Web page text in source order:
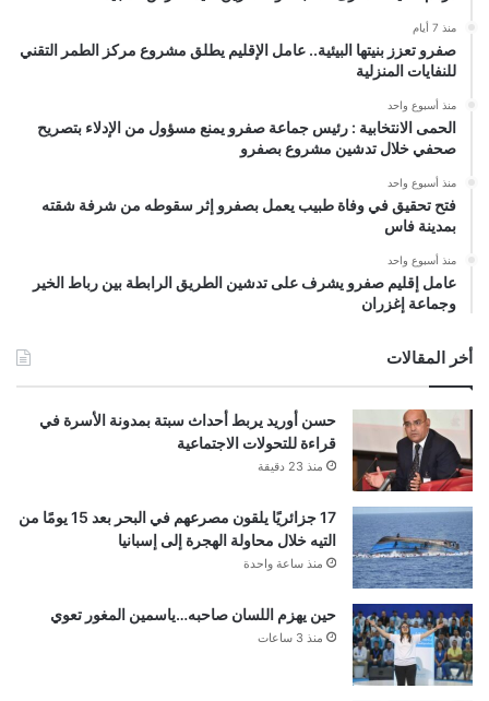
منذ 7 أيام
صفرو تعزز بنيتها البيئية.. عامل الإقليم يطلق مشروع مركز الطمر التقني
للنفايات المنزلية
منذ أسبوع واحد
الحمى الانتخابية : رئيس جماعة صفرو يمنع مسؤول من الإدلاء بتصريح
صحفي خلال تدشين مشروع بصفرو
منذ أسبوع واحد
فتح تحقيق في وفاة طبيب يعمل بصفرو إثر سقوطه من شرفة شقته
بمدينة فاس
منذ أسبوع واحد
عامل إقليم صفرو يشرف على تدشين الطريق الرابطة بين رباط الخير
وجماعة إغزران
أخر المقالات
حسن أوريد يربط أحداث سبتة بمدونة الأسرة في
قراءة للتحولات الاجتماعية
منذ 23 دقيقة
17 جزائريًا يلقون مصرعهم في البحر بعد 15 يومًا من
التيه خلال محاولة الهجرة إلى إسبانيا
منذ ساعة واحدة
حين يهزم اللسان صاحبه…ياسمين المغور تعوي
منذ 3 ساعات